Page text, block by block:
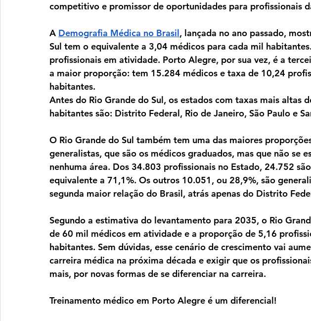
competitivo e promissor de oportunidades para profissionais
A Demografia Médica no Brasil, lançada no ano passado,
Sul tem o equivalente a 3,04 médicos para cada mil
profissionais em atividade. Porto Alegre, por sua vez, é a
a maior proporção: tem 15.284 médicos e taxa de 10,24
habitantes.
Antes do Rio Grande do Sul, os estados com taxas mais altas
habitantes são: Distrito Federal, Rio de Janeiro, São Paulo e
O Rio Grande do Sul também tem uma das maiores
generalistas, que são os médicos graduados, mas que não se
nenhuma área. Dos 34.803 profissionais no Estado, 24.752
equivalente a 71,1%. Os outros 10.051, ou 28,9%, são
segunda maior relação do Brasil, atrás apenas do Distrito
Segundo a estimativa do levantamento para 2035, o Rio
de 60 mil médicos em atividade e a proporção de 5,16
habitantes. Sem dúvidas, esse cenário de crescimento vai
carreira médica na próxima década e exigir que os
mais, por novas formas de se diferenciar na carreira.
Treinamento médico em Porto Alegre é um diferencial!